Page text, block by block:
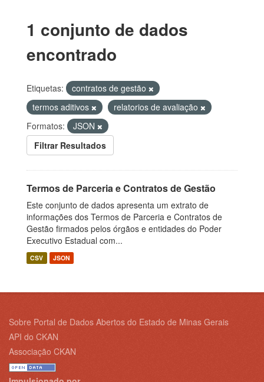
1 conjunto de dados
encontrado
Etiquetas:
contratos de gestão
termos aditivos
relatorios de avaliação
Formatos:
JSON
Filtrar Resultados
Termos de Parceria e Contratos de Gestão
Este conjunto de dados apresenta um extrato de
informações dos Termos de Parceria e Contratos de
Gestão firmados pelos órgãos e entidades do Poder
Executivo Estadual com...
CSV JSON
Sobre Portal de Dados Abertos do Estado de Minas Gerais
API do CKAN
Associação CKAN